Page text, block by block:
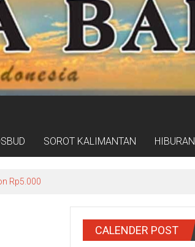
SOROT KALIMANTAN HIBURAN
Rp5.000
CALENDER POST